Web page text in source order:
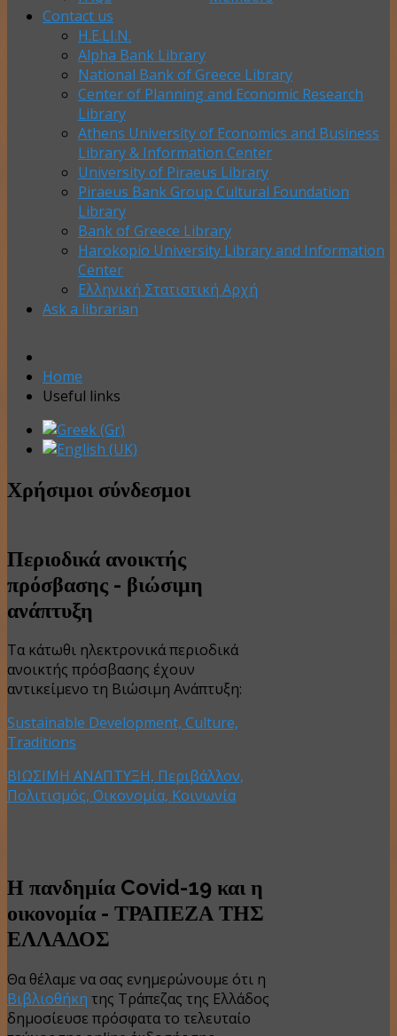
Contact us
H.E.LI.N.
Alpha Bank Library
National Bank of Greece Library
Center of Planning and Economic Research
Library
Athens University of Economics and Business
Library & Information Center
University of Piraeus Library
Piraeus Bank Group Cultural Foundation
Library
Bank of Greece Library
Harokopio University Library and Information
Center
Ελληνική Στατιστική Αρχή
Ask a librarian
Home
Useful links
Χρήσιμοι σύνδεσμοι
Περιοδικά ανοικτής
πρόσβασης - βιώσιμη
ανάπτυξη
Τα κάτωθι ηλεκτρονικά περιοδικά
ανοικτής πρόσβασης έχουν
αντικείμενο τη Βιώσιμη Ανάπτυξη:
Sustainable Development, Culture,
Traditions
ΒΙΩΣΙΜΗ ΑΝΑΠΤΥΞΗ, Περιβάλλον,
Πολιτισμός, Οικονομία, Κοινωνία
Η πανδημία Covid-19 και η
οικονομία - ΤΡΑΠΕΖΑ ΤΗΣ
ΕΛΛΑΔΟΣ
Θα θέλαμε να σας ενημερώνουμε ότι η
Βιβλιοθήκη της Τράπεζας της Ελλάδος
δημοσίευσε πρόσφατα το τελευταίο